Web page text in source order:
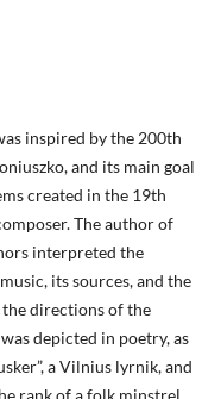
inspired by the 200th
and its main goal
created in the 19th
The author of
interpreted the
its sources, and the
directions of the
depicted in poetry, as
a Vilnius lyrnik, and
rank of a folk minstrel